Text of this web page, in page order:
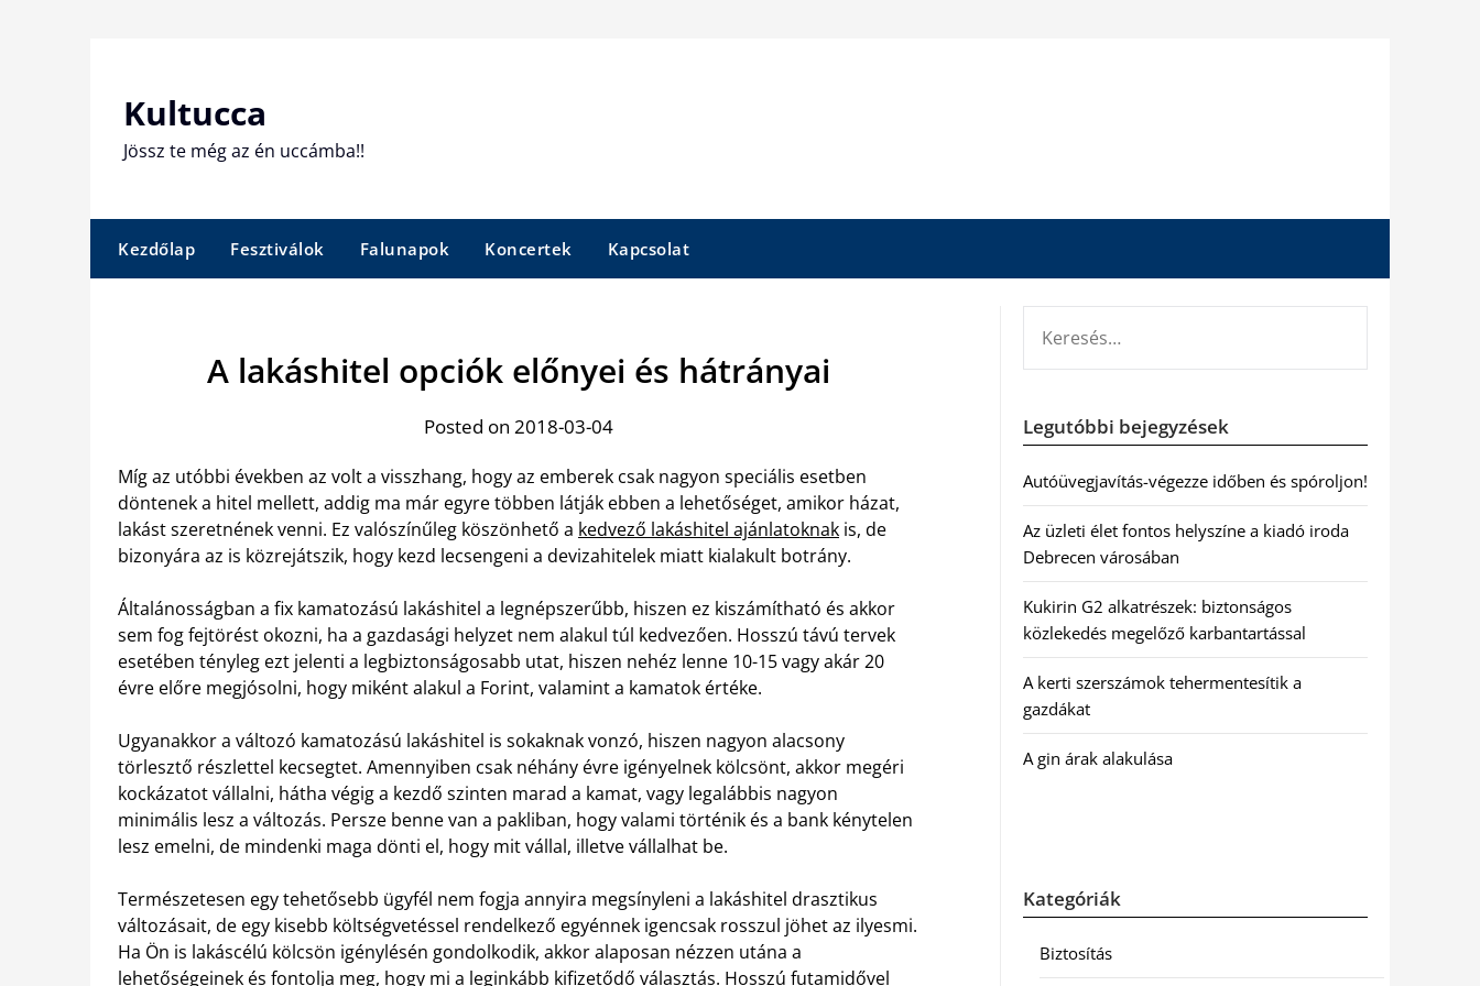
Kultucca
Jössz te még az én uccámba!!
Kezdőlap Fesztiválok Falunapok Koncertek Kapcsolat
A lakáshitel opciók előnyei és hátrányai
Posted on 2018-03-04
Míg az utóbbi években az volt a visszhang, hogy az emberek csak nagyon speciális esetben
döntenek a hitel mellett, addig ma már egyre többen látják ebben a lehetőséget, amikor házat,
lakást szeretnének venni. Ez valószínűleg köszönhető a kedvező lakáshitel ajánlatoknak is, de
bizonyára az is közrejátszik, hogy kezd lecsengeni a devizahitelek miatt kialakult botrány.
Általánosságban a fix kamatozású lakáshitel a legnépszerűbb, hiszen ez kiszámítható és akkor
sem fog fejtörést okozni, ha a gazdasági helyzet nem alakul túl kedvezően. Hosszú távú tervek
esetében tényleg ezt jelenti a legbiztonságosabb utat, hiszen nehéz lenne 10-15 vagy akár 20
évre előre megjósolni, hogy miként alakul a Forint, valamint a kamatok értéke.
Ugyanakkor a változó kamatozású lakáshitel is sokaknak vonzó, hiszen nagyon alacsony
törlesztő részlettel kecsegtet. Amennyiben csak néhány évre igényelnek kölcsönt, akkor megéri
kockázatot vállalni, hátha végig a kezdő szinten marad a kamat, vagy legalábbis nagyon
minimális lesz a változás. Persze benne van a pakliban, hogy valami történik és a bank kénytelen
lesz emelni, de mindenki maga dönti el, hogy mit vállal, illetve vállalhat be.
Természetesen egy tehetősebb ügyfél nem fogja annyira megsínyleni a lakáshitel drasztikus
változásait, de egy kisebb költségvetéssel rendelkező egyénnek igencsak rosszul jöhet az ilyesmi.
Ha Ön is lakáscélú kölcsön igénylésén gondolkodik, akkor alaposan nézzen utána a
lehetőségeinek és fontolja meg, hogy mi a leginkább kifizetődő választás. Hosszú futamidővel
Legutóbbi bejegyzések
Autóüvegjavítás-végezze időben és spóroljon!
Az üzleti élet fontos helyszíne a kiadó iroda
Debrecen városában
Kukirin G2 alkatrészek: biztonságos
közlekedés megelőző karbantartással
A kerti szerszámok tehermentesítik a
gazdákat
A gin árak alakulása
Kategóriák
Biztosítás